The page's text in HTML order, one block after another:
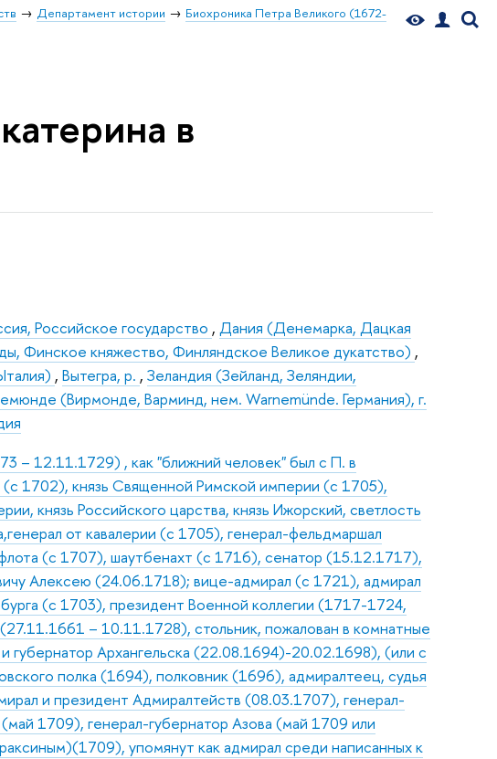
Департамент истории
Биохроника Петра Великого (1672-
в
Российское государство ,Дания (Денемарка, Дацкая
Финское княжество, Финляндское Великое дукатство) ,
,Вытегра, р. ,Зеландия (Зейланд, Зеляндии,
(Вирмонде, Варминд, нем. Warnemünde. Германия), г.
– 12.11.1729) , как "ближний человек" был с П. в
1702), князь Священной Римской империи (с 1705),
князь Российского царства, князь Ижорский, светлость
от кавалерии (с 1705), генерал-фельдмаршал
(с 1707), шаутбенахт (с 1716), сенатор (15.12.1717),
Алексею (24.06.1718); вице-адмирал (с 1721), адмирал
(с 1703), президент Военной коллегии (1717-1724,
– 10.11.1728), стольник, пожалован в комнатные
губернатор Архангельска (22.08.1694)-20.02.1698), (или с
полка (1694), полковник (1696), адмиралтеец, судья
и президент Адмиралтейств (08.03.1707), генерал-
1709), генерал-губернатор Азова (май 1709 или
упомянут как адмирал среди написанных к